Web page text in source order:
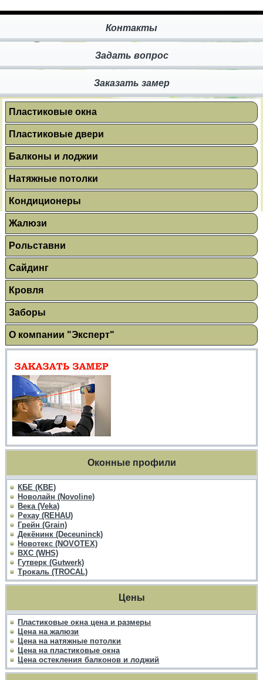
Контакты
Задать вопрос
Заказать замер
Пластиковые окна
Пластиковые двери
Балконы и лоджии
Натяжные потолки
Кондиционеры
Жалюзи
Рольставни
Сайдинг
Кровля
Заборы
О компании "Эксперт"
Оконные профили
КБЕ (KBE)
Новолайн (Novoline)
Века (Veka)
Рехау (REHAU)
Грейн (Grain)
Декёнинк (Deceuninck)
Новотекс (NOVOTEX)
ВХС (WHS)
Гутверк (Gutwerk)
Трокаль (TROCAL)
Цены
Пластиковые окна цена и размеры
Цена на жалюзи
Цена на натяжные потолки
Цена на пластиковые окна
Цена остекления балконов и лоджий